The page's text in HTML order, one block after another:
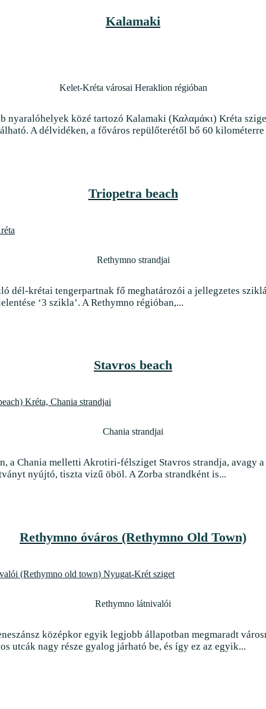
Kalamaki
Kelet-Kréta városai Heraklion régióban
nyaralóhelyek közé tartozó Kalamaki (Καλαμάκι) Kréta
A délvidéken, a főváros repülőterétől bő 60
Triopetra beach
Rethymno strandjai
dél-krétai tengerpartnak fő meghatározói a jellegzetes
‘3 szikla’. A Rethymno régióban,...
Stavros beach
Chania strandjai
a Chania melletti Akrotiri-félsziget Stavros strandja, avagy a
nyújtó, tiszta vizű öböl. A Zorba strandként is...
Rethymno óváros (Rethymno Old Town)
Rethymno látnivalói
középkor egyik legjobb állapotban megmaradt
utcák nagy része gyalog járható be, és így ez az egyik...